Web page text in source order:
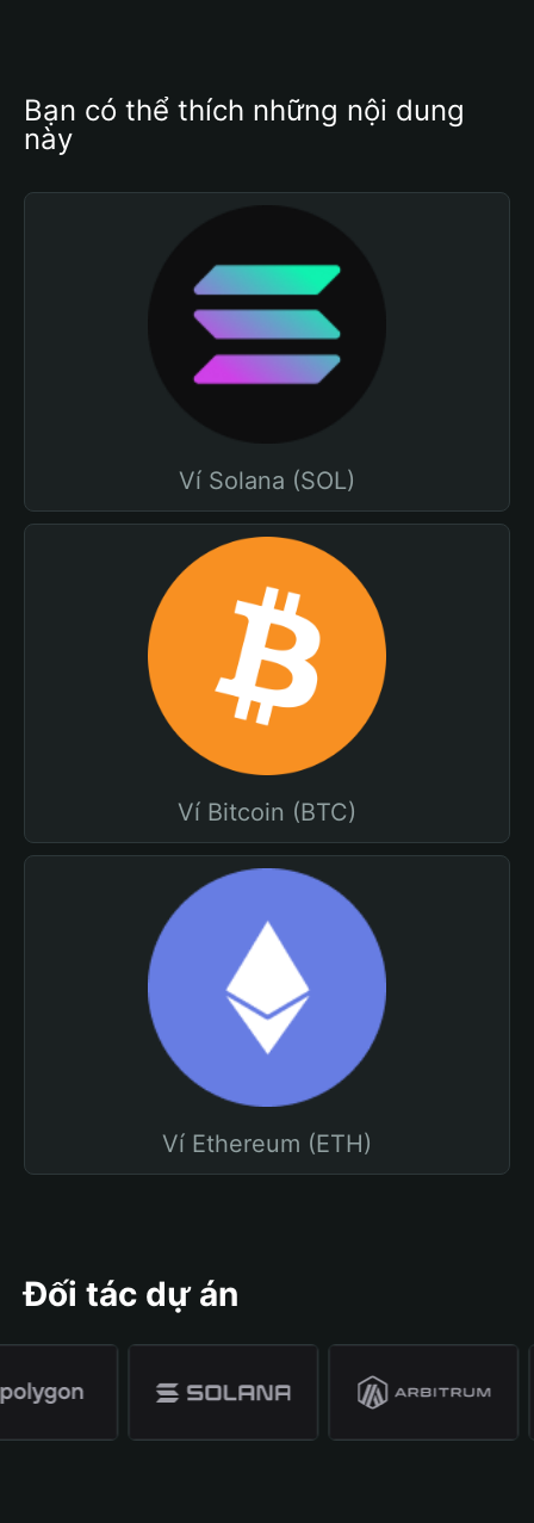
Bạn có thể thích những nội dung
này
Ví Solana (SOL)
Ví Bitcoin (BTC)
Ví Ethereum (ETH)
Đối tác dự án